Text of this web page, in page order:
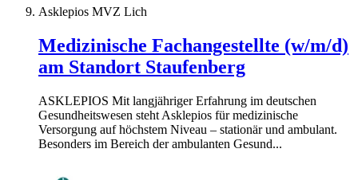
Asklepios MVZ Lich
Medizinische Fachangestellte (w/m/d)
am Standort Staufenberg
ASKLEPIOS Mit langjähriger Erfahrung im deutschen
Gesundheitswesen steht Asklepios für medizinische
Versorgung auf höchstem Niveau – stationär und ambulant.
Besonders im Bereich der ambulanten Gesund...